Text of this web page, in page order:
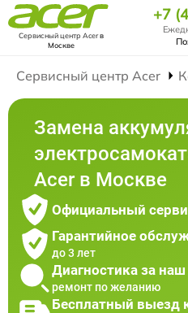
Сервисный центр Acerв
Москве
+7
Сервисный центр Acer
Замена
Acer в Москве
Официальный
Гарантийное
до 3 лет
Диагностика за наш
ремонт по желанию
Бесплатный выезд